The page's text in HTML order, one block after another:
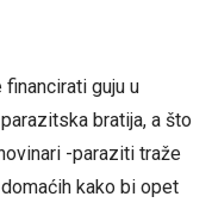
guju u
bratija, a što
-paraziti traže
kako bi opet